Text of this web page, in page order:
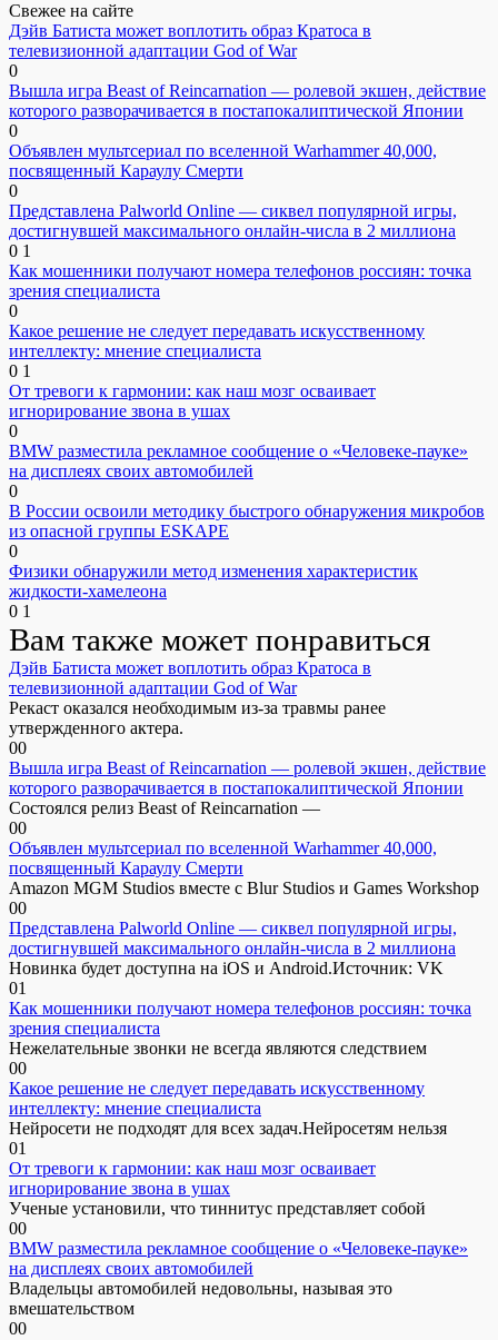
Свежее на сайте
Дэйв Батиста может воплотить образ Кратоса в
телевизионной адаптации God of War
0
Вышла игра Beast of Reincarnation — ролевой экшен, действие
которого разворачивается в постапокалиптической Японии
0
Объявлен мультсериал по вселенной Warhammer 40,000,
посвященный Караулу Смерти
0
Представлена Palworld Online — сиквел популярной игры,
достигнувшей максимального онлайн-числа в 2 миллиона
0 1
Как мошенники получают номера телефонов россиян: точка
зрения специалиста
0
Какое решение не следует передавать искусственному
интеллекту: мнение специалиста
0 1
От тревоги к гармонии: как наш мозг осваивает
игнорирование звона в ушах
0
BMW разместила рекламное сообщение о «Человеке-пауке»
на дисплеях своих автомобилей
0
В России освоили методику быстрого обнаружения микробов
из опасной группы ESKAPE
0
Физики обнаружили метод изменения характеристик
жидкости-хамелеона
0 1
Вам также может понравиться
Дэйв Батиста может воплотить образ Кратоса в
телевизионной адаптации God of War
Рекаст оказался необходимым из-за травмы ранее
утвержденного актера.
00
Вышла игра Beast of Reincarnation — ролевой экшен, действие
которого разворачивается в постапокалиптической Японии
Состоялся релиз Beast of Reincarnation —
00
Объявлен мультсериал по вселенной Warhammer 40,000,
посвященный Караулу Смерти
Amazon MGM Studios вместе с Blur Studios и Games Workshop
00
Представлена Palworld Online — сиквел популярной игры,
достигнувшей максимального онлайн-числа в 2 миллиона
Новинка будет доступна на iOS и Android.Источник: VK
01
Как мошенники получают номера телефонов россиян: точка
зрения специалиста
Нежелательные звонки не всегда являются следствием
00
Какое решение не следует передавать искусственному
интеллекту: мнение специалиста
Нейросети не подходят для всех задач.Нейросетям нельзя
01
От тревоги к гармонии: как наш мозг осваивает
игнорирование звона в ушах
Ученые установили, что тиннитус представляет собой
00
BMW разместила рекламное сообщение о «Человеке-пауке»
на дисплеях своих автомобилей
Владельцы автомобилей недовольны, называя это
вмешательством
00